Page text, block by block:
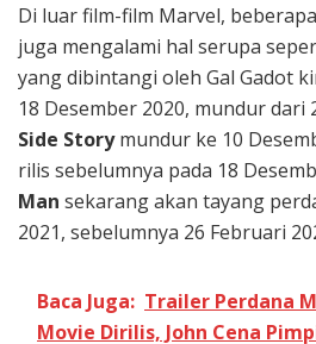
Di luar film-film Marvel,
juga mengalami hal serupa
yang dibintangi oleh Gal Gadot
18 Desember 2020, mundur dari
Side Storymundur ke 10
rilis sebelumnya pada 18
Man sekarang akan tayang
2021, sebelumnya 26 Februari
Baca Juga: Trailer Perdana
Movie Dirilis, John Cena